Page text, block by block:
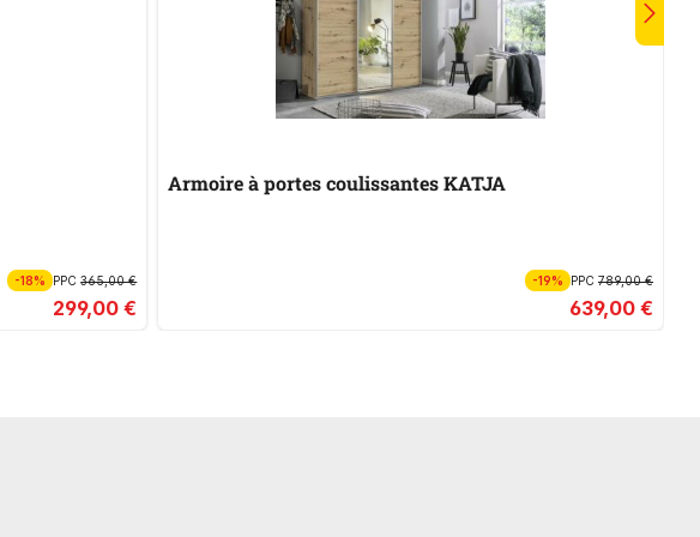
-18% PPC365,00 €
299,00 €
Armoire à portes coulissantes KATJA
-19% PPC 789,00 €
639,00 €